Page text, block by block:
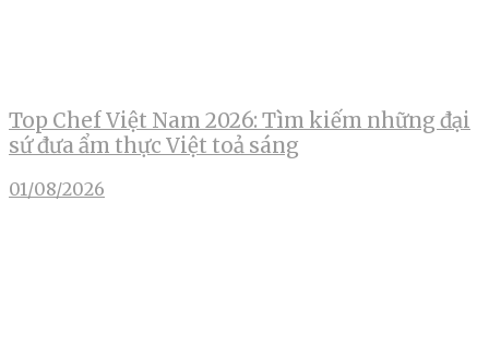
Top Chef Việt Nam 2026: Tìm kiếm những đại
sứ đưa ẩm thực Việt toả sáng
01/08/2026